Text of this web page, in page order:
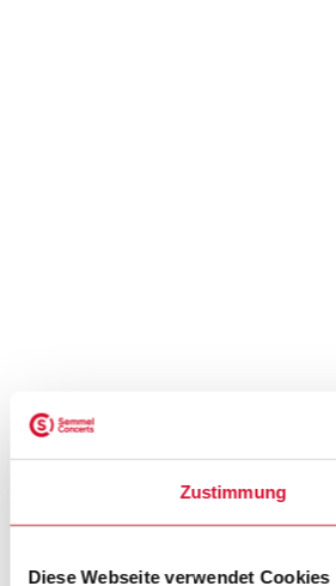
Zustimmung
Diese Webseite verwendet Cookies